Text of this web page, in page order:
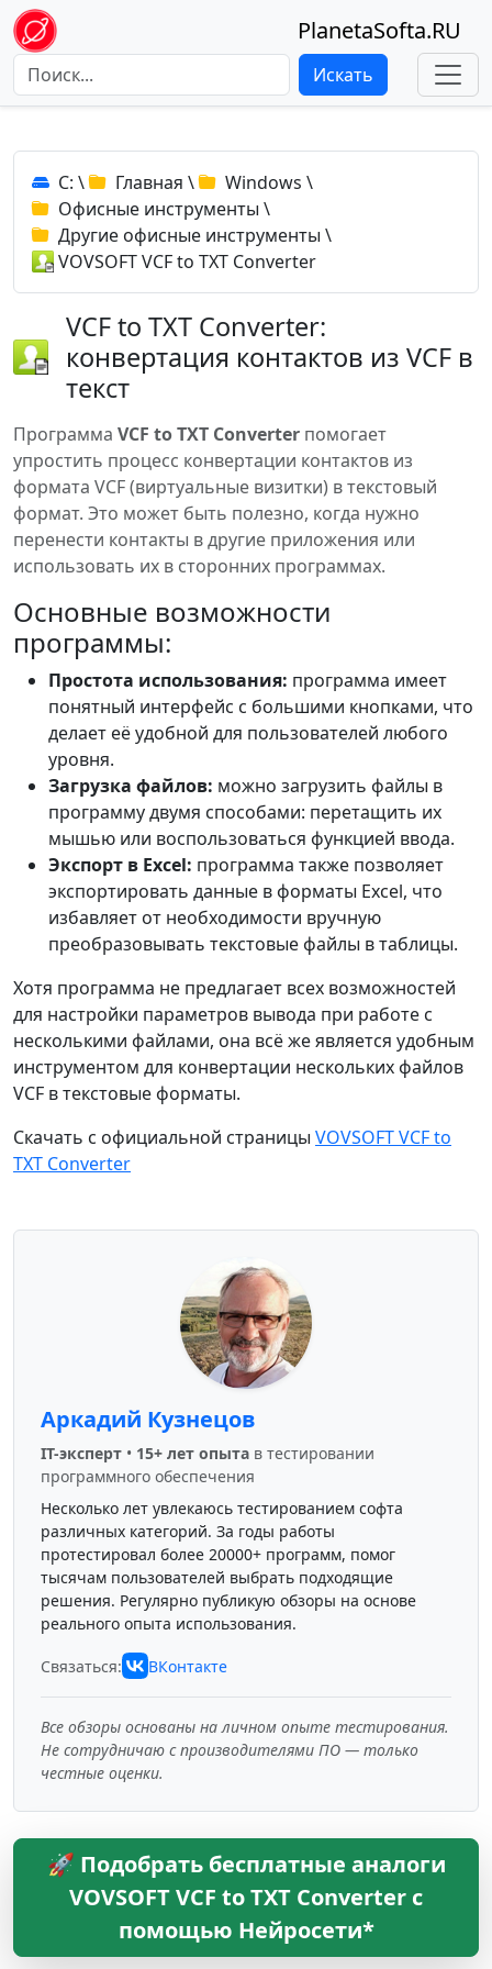
PlanetaSofta.RU
Искать
C: \ Главная \ Windows \
Офисные инструменты \
Другие офисные инструменты \
VOVSOFT VCF to TXT Converter
VCF to TXT Converter:
конвертация контактов из VCF в
текст
Программа VCF to TXT Converter помогает
упростить процесс конвертации контактов из
формата VCF (виртуальные визитки) в текстовый
формат. Это может быть полезно, когда нужно
перенести контакты в другие приложения или
использовать их в сторонних программах.
Основные возможности
программы:
Простота использования: программа имеет
понятный интерфейс с большими кнопками, что
делает её удобной для пользователей любого
уровня.
Загрузка файлов: можно загрузить файлы в
программу двумя способами: перетащить их
мышью или воспользоваться функцией ввода.
Экспорт в Excel: программа также позволяет
экспортировать данные в форматы Excel, что
избавляет от необходимости вручную
преобразовывать текстовые файлы в таблицы.
Хотя программа не предлагает всех возможностей
для настройки параметров вывода при работе с
несколькими файлами, она всё же является удобным
инструментом для конвертации нескольких файлов
VCF в текстовые форматы.
Скачать с официальной страницы VOVSOFT VCF to
TXT Converter
Аркадий Кузнецов
IT-эксперт • 15+ лет опыта в тестировании
программного обеспечения
Несколько лет увлекаюсь тестированием софта
различных категорий. За годы работы
протестировал более 20000+ программ, помог
тысячам пользователей выбрать подходящие
решения. Регулярно публикую обзоры на основе
реального опыта использования.
Связаться: ВКонтакте
Все обзоры основаны на личном опыте тестирования.
Не сотрудничаю с производителями ПО — только
честные оценки.
🚀 Подобрать бесплатные аналоги
VOVSOFT VCF to TXT Converter с
помощью Нейросети*